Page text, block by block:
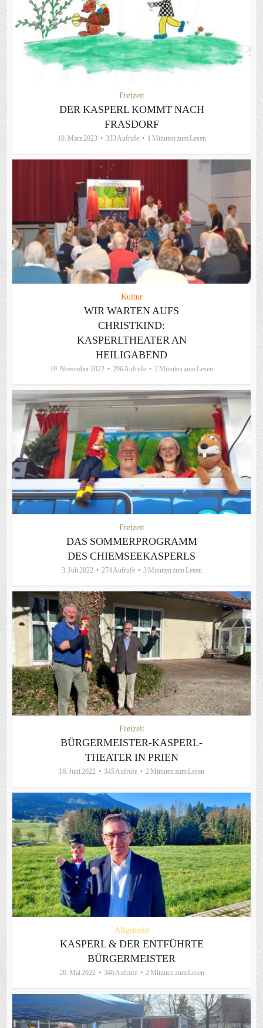
Freizeit
DER KASPERL KOMMT NACH
FRASDORF
10. März 2023 333 Aufrufe 1 Minuten zum Lesen
Kultur
WIR WARTEN AUFS
CHRISTKIND:
KASPERLTHEATER AN
HEILIGABEND
19. November 2022 296 Aufrufe 2 Minuten zum Lesen
Freizeit
DAS SOMMERPROGRAMM
DES CHIEMSEEKASPERLS
3. Juli 2022 274 Aufrufe 3 Minuten zum Lesen
Freizeit
BÜRGERMEISTER-KASPERL-
THEATER IN PRIEN
16. Juni 2022 345 Aufrufe 2 Minuten zum Lesen
Allgemein
KASPERL & DER ENTFÜHRTE
BÜRGERMEISTER
20. Mai 2022 346 Aufrufe 2 Minuten zum Lesen